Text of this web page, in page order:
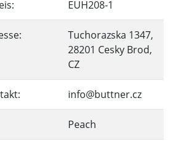
EUH208-1
Tuchorazska 1347,
28201 Cesky Brod,
CZ
info@buttner.cz
Peach